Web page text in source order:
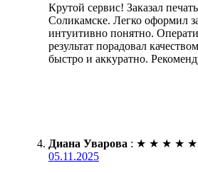
Крутой сервис! Заказал
Соликамске. Легко оформил
интуитивно понятно.
результат порадовал
быстро и аккуратно.
Диана Уварова : ★ ★ ★ ★ ★
05.11.2025